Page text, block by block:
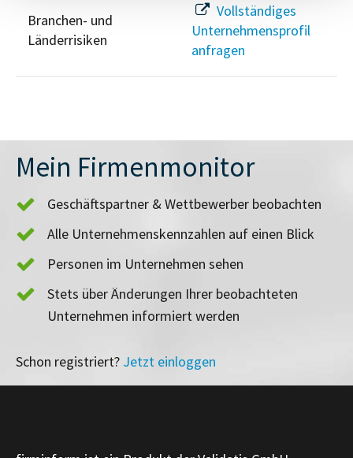
Branchen- und
Länderrisiken
Vollständiges
Unternehmensprofil
anfragen
Mein Firmenmonitor
Geschäftspartner & Wettbewerber beobachten
Alle Unternehmenskennzahlen auf einen Blick
Personen im Unternehmen sehen
Stets über Änderungen Ihrer beobachteten
Unternehmen informiert werden
Schon registriert? Jetzt einloggen